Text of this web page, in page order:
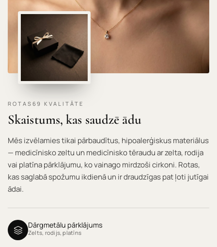
ROTAS69 KVALITĀTE
Skaistums, kas saudzē ādu
Mēs izvēlamies tikai pārbaudītus, hipoalerģiskus materiālus
— medicīnisko zeltu un medicīnisko tēraudu ar zelta, rodija
vai platīna pārklājumu, ko vainago mirdzoši cirkoni. Rotas,
kas saglabā spožumu ikdienā un ir draudzīgas pat ļoti jutīgai
ādai.
Dārgmetālu pārklājums
Zelts, rodijs, platīns